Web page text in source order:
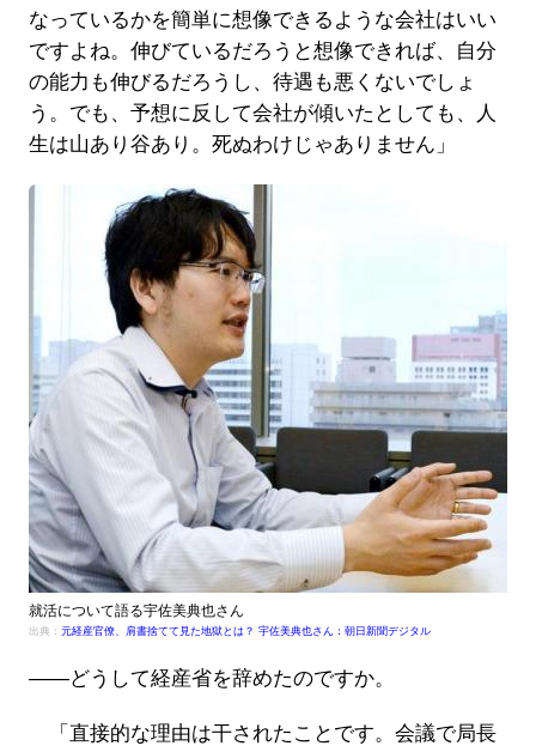
なっているかを簡単に想像できるような会社はいい
ですよね。伸びているだろうと想像できれば、自分
の能力も伸びるだろうし、待遇も悪くないでしょ
う。でも、予想に反して会社が傾いたとしても、人
生は山あり谷あり。死ぬわけじゃありません」
就活について語る宇佐美典也さん
出典： 元経産官僚、肩書捨てて見た地獄とは？ 宇佐美典也さん：朝日新聞デジタル
――どうして経産省を辞めたのですか。
「直接的な理由は干されたことです。会議で局長